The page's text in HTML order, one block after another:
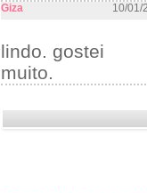
Giza 10/01/
lindo. gostei
muito.